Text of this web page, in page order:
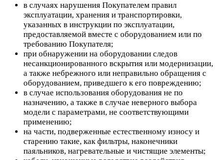
в случаях нарушения Покупателем правил
эксплуатации, хранения и транспортировки,
указанных в инструкции по эксплуатации,
предоставляемой вместе с оборудованием или по
требованию Покупателя;
при обнаружении на оборудовании следов
несанкционированного вскрытия или модернизации,
а также небрежного или неправильно обращения с
оборудованием, приведшего к его повреждению;
в случае использования оборудования не по
назначению, а также в случае неверного выбора
модели с параметрами, не соответствующими
применению;
на части, подверженные естественному износу и
старению такие, как фильтры, наконечники
паяльников, нагревательные и чистящие элементы;